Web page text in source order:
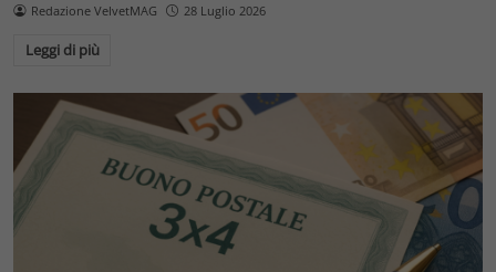
Redazione VelvetMAG 28 Luglio 2026
Leggi di più